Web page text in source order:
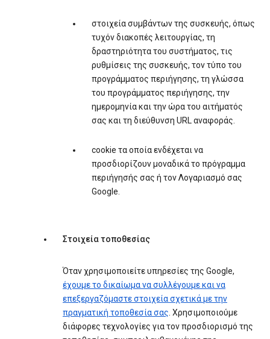
στοιχεία συμβάντων της συσκευής, όπως
τυχόν διακοπές λειτουργίας, τη
δραστηριότητα του συστήματος, τις
ρυθμίσεις της συσκευής, τον τύπο του
προγράμματος περιήγησης, τη γλώσσα
του προγράμματος περιήγησης, την
ημερομηνία και την ώρα του αιτήματός
σας και τη διεύθυνση URL αναφοράς.
cookie τα οποία ενδέχεται να
προσδιορίζουν μοναδικά το πρόγραμμα
περιήγησής σας ή τον Λογαριασμό σας
Google.
Στοιχεία τοποθεσίας
Όταν χρησιμοποιείτε υπηρεσίες της Google,
έχουμε το δικαίωμα να συλλέγουμε και να
επεξεργαζόμαστε στοιχεία σχετικά με την
πραγματική τοποθεσία σας. Χρησιμοποιούμε
διάφορες τεχνολογίες για τον προσδιορισμό της